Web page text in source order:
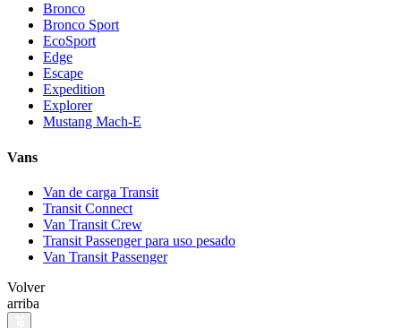
Bronco
Bronco Sport
EcoSport
Edge
Escape
Expedition
Explorer
Mustang Mach-E
Vans
Van de carga Transit
Transit Connect
Van Transit Crew
Transit Passenger para uso pesado
Van Transit Passenger
Volver
arriba